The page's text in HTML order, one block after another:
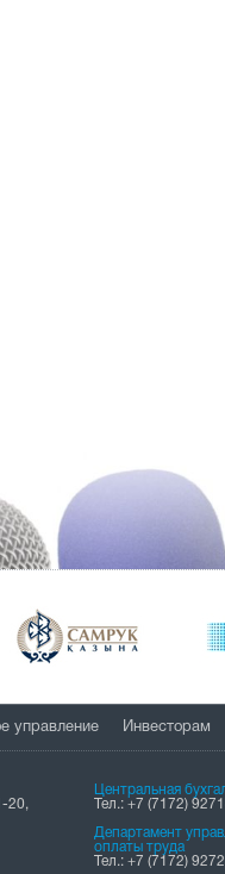
управление Инвесторам
20,
Центральная
Тел.: +7 (7172)
Департамент
оплаты труда
Тел.: +7 (7172)